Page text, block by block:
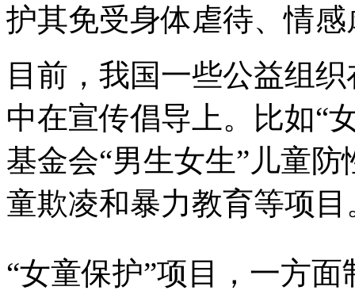
护其免受身体虐待、情
目前，我国一些公益组
中在宣传倡导上。比如“
基金会“男生女生”儿童
童欺凌和暴力教育等项目
“女童保护”项目，一方